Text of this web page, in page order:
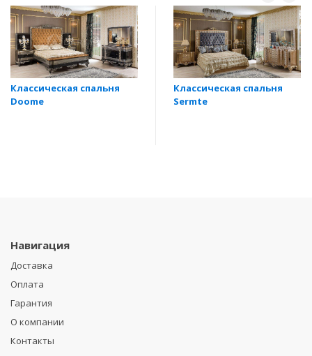
Классическая спальня
Doome
Классическая спальня
Sermte
Навигация
Доставка
Оплата
Гарантия
О компании
Контакты